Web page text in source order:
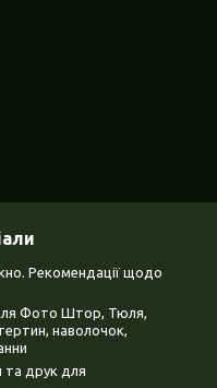
Рекомендації щодо
Фото Штор, Тюля,
наволочок,
та друк для